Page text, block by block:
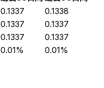
0.1337
0.1338
0.1337
0.1337
0.1337
0.1337
0.01% 0.01%